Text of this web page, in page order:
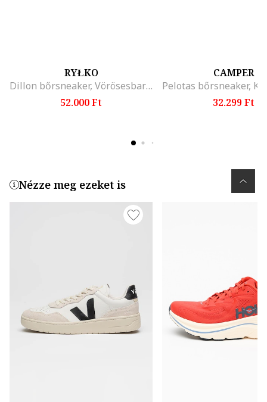
RYŁKO
Dillon bőrsneaker, Vörösesbarna
52.000 Ft
CAMPER
32.299 Ft
Nézze meg ezeket is